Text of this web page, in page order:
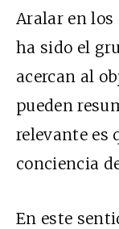
Aralar en los
ha sido el
acercan al
pueden
relevante es
conciencia
En este